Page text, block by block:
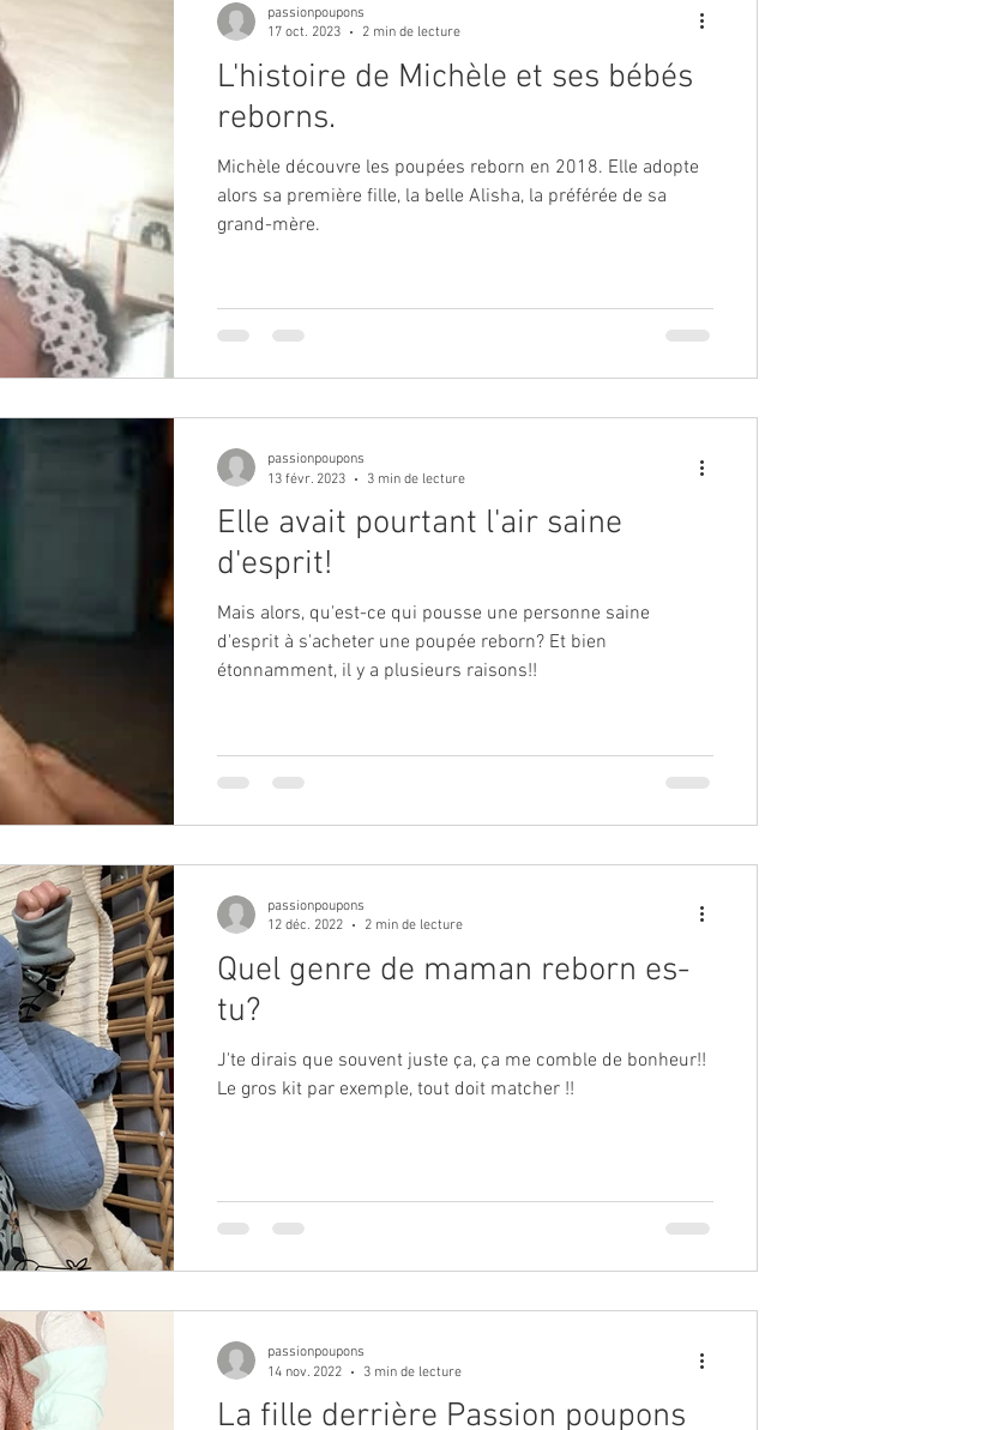
L'histoire de Michèle et ses bébés
reborns.
Michèle découvre les poupées reborn en 2018. Elle adopte
alors sa première fille, la belle Alisha, la préférée de sa
grand-mère.
passionpoupons
17 oct. 2023
2 min de lecture
Elle avait pourtant l'air saine
d'esprit!
Mais alors, qu'est-ce qui pousse une personne saine
d'esprit à s'acheter une poupée reborn? Et bien
étonnamment, il y a plusieurs raisons!!
passionpoupons
13 févr. 2023
3 min de lecture
Quel genre de maman reborn es-
tu?
J'te dirais que souvent juste ça, ça me comble de bonheur!!
Le gros kit par exemple, tout doit matcher !!
passionpoupons
12 déc. 2022
2 min de lecture
La fille derrière Passion poupons
passionpoupons
14 nov. 2022
3 min de lecture